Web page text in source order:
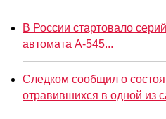
В России стартовало
автомата А-545...
Следком сообщил о
отравившихся в одной из